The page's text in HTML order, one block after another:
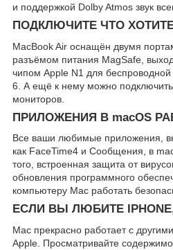
и поддержкой Dolby Atmos звук
ПОДКЛЮЧИТЕ ЧТО
MacBook Air оснащён двумя
разъёмом питания MagSafe,
чипом Apple N1 для
6. А ещё к нему можно
мониторов.
ПРИЛОЖЕНИЯ В macOS
Все ваши любимые приложения,
как FaceTime4 и Сообщения, в
того, встроенная защита от
обновления программного
компьютеру Mac работать
ЕСЛИ ВЫ ЛЮБИТЕ
Mac прекрасно работает с
Apple. Просматривайте